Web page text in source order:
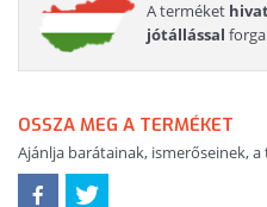
A terméket
jótállással
OSSZA MEG A TERMÉKET
Ajánlja barátainak, ismerőseinek,